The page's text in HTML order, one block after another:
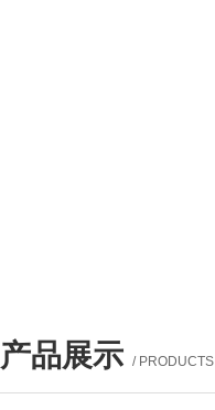
产品展示 / PRODUCTS